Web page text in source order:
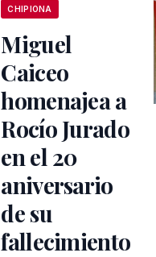
CHIPIONA
Miguel
Caiceo
homenajea a
Rocío Jurado
en el 20
aniversario
de su
fallecimiento